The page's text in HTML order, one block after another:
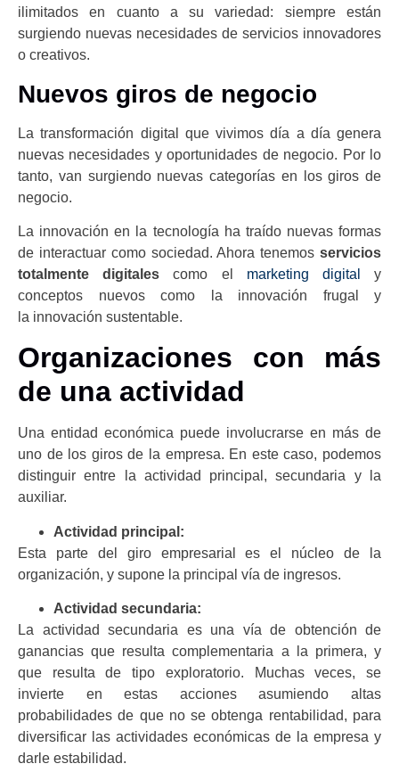
ilimitados en cuanto a su variedad: siempre están
surgiendo nuevas necesidades de servicios innovadores
o creativos.
Nuevos giros de negocio
La transformación digital que vivimos día a día genera
nuevas necesidades y oportunidades de negocio. Por lo
tanto, van surgiendo nuevas categorías en los giros de
negocio.
La innovación en la tecnología ha traído nuevas formas
de interactuar como sociedad. Ahora tenemos servicios
totalmente digitales como el marketing digital
y
conceptos nuevos como la innovación frugal y
la innovación sustentable.
Organizaciones con más
de una actividad
Una entidad económica puede involucrarse en más de
uno de los giros de la empresa. En este caso, podemos
distinguir entre la actividad principal, secundaria y la
auxiliar.
Actividad principal:
Esta parte del giro empresarial es el núcleo de la
organización, y supone la principal vía de ingresos.
Actividad secundaria:
La actividad secundaria es una vía de obtención de
ganancias que resulta complementaria a la primera, y
que resulta de tipo exploratorio. Muchas veces, se
invierte en estas acciones asumiendo altas
probabilidades de que no se obtenga rentabilidad, para
diversificar las actividades económicas de la empresa y
darle estabilidad.